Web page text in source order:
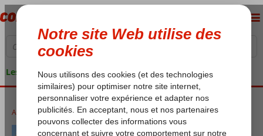
Les garanties de vacances
Accueil Vacances de Noël 2025/2026